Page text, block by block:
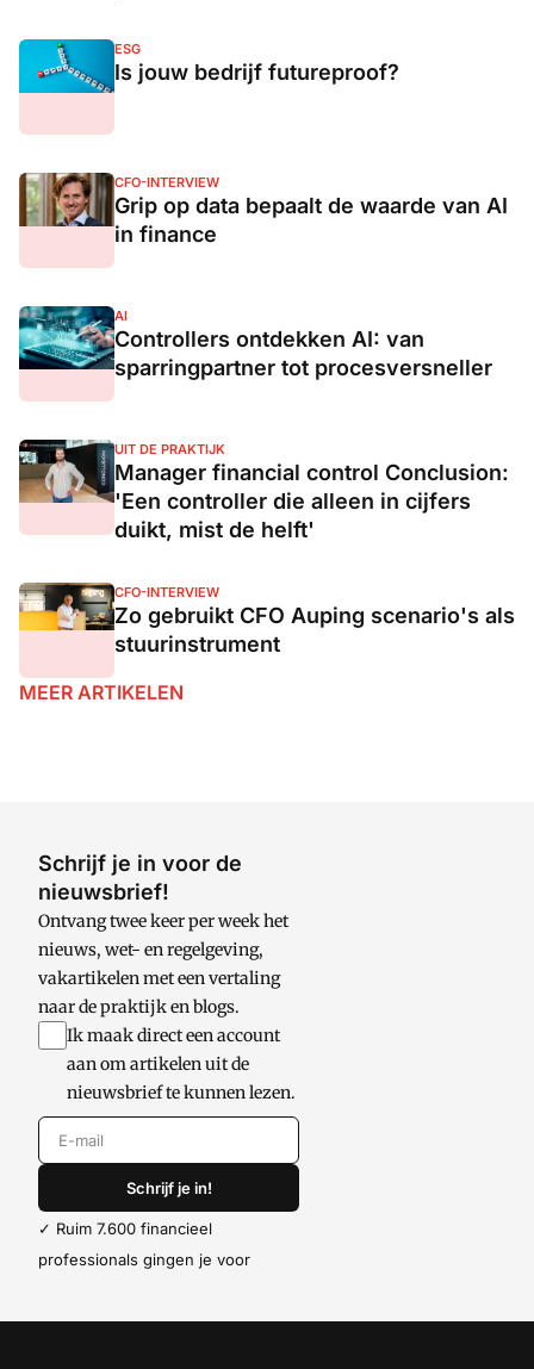
ESG
Is jouw bedrijf futureproof?
CFO-INTERVIEW
Grip op data bepaalt de waarde van AI
in finance
AI
Controllers ontdekken AI: van
sparringpartner tot procesversneller
UIT DE PRAKTIJK
Manager financial control Conclusion:
'Een controller die alleen in cijfers
duikt, mist de helft'
CFO-INTERVIEW
Zo gebruikt CFO Auping scenario's als
stuurinstrument
MEER ARTIKELEN
Schrijf je in voor de
nieuwsbrief!
Ontvang twee keer per week het
nieuws, wet- en regelgeving,
vakartikelen met een vertaling
naar de praktijk en blogs.
Ik maak direct een account
aan om artikelen uit de
nieuwsbrief te kunnen lezen.
E-mail
Schrijf je in!
✓ Ruim 7.600 financieel
professionals gingen je voor